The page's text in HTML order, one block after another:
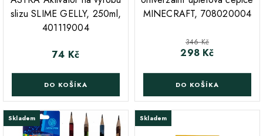
slizu SLIME GELLY, 250ml,
401119004
Cena
74 Kč
DO KOŠÍKA
MINECRAFT, 708020004
Běžná cena
346 Kč
Cena
298 Kč
DO KOŠÍKA
Skladem Skladem